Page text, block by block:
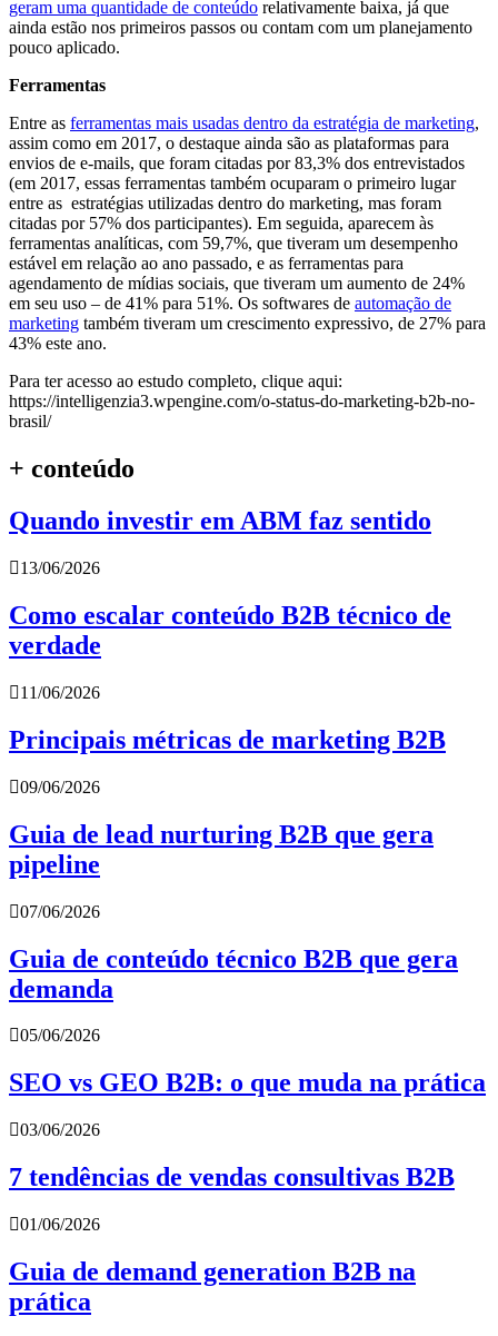
geram uma quantidade de conteúdo relativamente baixa, já que
ainda estão nos primeiros passos ou contam com um planejamento
pouco aplicado.
Ferramentas
Entre as ferramentas mais usadas dentro da estratégia de marketing,
assim como em 2017, o destaque ainda são as plataformas para
envios de e-mails, que foram citadas por 83,3% dos entrevistados
(em 2017, essas ferramentas também ocuparam o primeiro lugar
entre as estratégias utilizadas dentro do marketing, mas foram
citadas por 57% dos participantes). Em seguida, aparecem às
ferramentas analíticas, com 59,7%, que tiveram um desempenho
estável em relação ao ano passado, e as ferramentas para
agendamento de mídias sociais, que tiveram um aumento de 24%
em seu uso – de 41% para 51%. Os softwares de automação de
marketing também tiveram um crescimento expressivo, de 27% para
43% este ano.
Para ter acesso ao estudo completo, clique aqui:
https://intelligenzia3.wpengine.com/o-status-do-marketing-b2b-no-
brasil/
+ conteúdo
Quando investir em ABM faz sentido
13/06/2026
Como escalar conteúdo B2B técnico de
verdade
11/06/2026
Principais métricas de marketing B2B
09/06/2026
Guia de lead nurturing B2B que gera
pipeline
07/06/2026
Guia de conteúdo técnico B2B que gera
demanda
05/06/2026
SEO vs GEO B2B: o que muda na prática
03/06/2026
7 tendências de vendas consultivas B2B
01/06/2026
Guia de demand generation B2B na
prática